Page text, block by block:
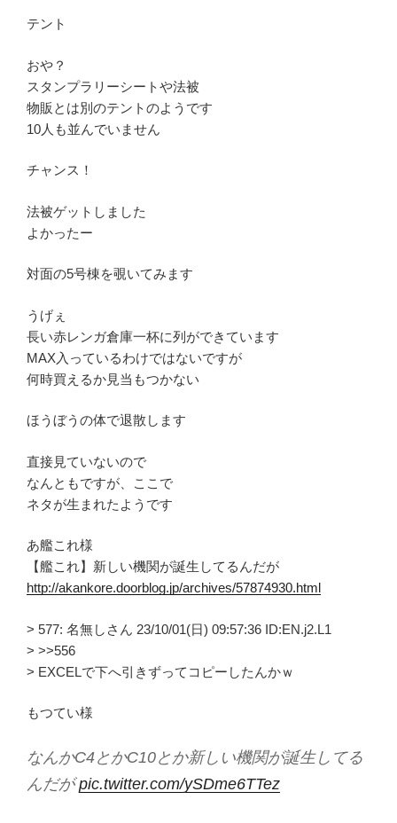
テント
おや？
スタンプラリーシートや法被
物販とは別のテントのようです
10人も並んでいません
チャンス！
法被ゲットしました
よかったー
対面の5号棟を覗いてみます
うげぇ
長い赤レンガ倉庫一杯に列ができています
MAX入っているわけではないですが
何時買えるか見当もつかない
ほうぼうの体で退散します
直接見ていないので
なんともですが、ここで
ネタが生まれたようです
あ艦これ様
【艦これ】新しい機関が誕生してるんだが
http://akankore.doorblog.jp/archives/57874930.html
> 577: 名無しさん 23/10/01(日) 09:57:36 ID:EN.j2.L1
> >>556
> EXCELで下へ引きずってコピーしたんかｗ
もつてい様
なんかC4とかC10とか新しい機関が誕生してる
んだがpic.twitter.com/ySDme6TTez